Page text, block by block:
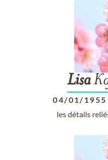
Lisa
04/01/1955
les détails